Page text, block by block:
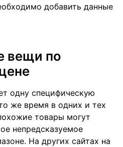
добавить данные
вещи по
одну специфическую
же время в одних и тех
товары могут
непредсказуемое
На других сайтах на